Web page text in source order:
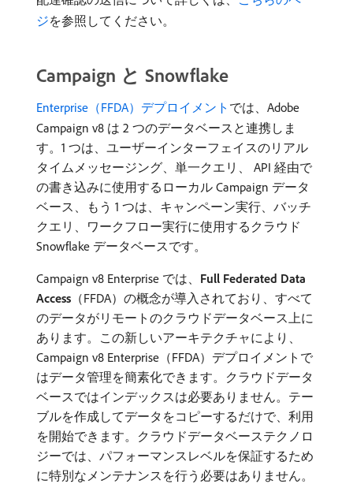
ジを参照してください。
Campaign と Snowflake
Enterprise（FFDA）デプロイメント では、Adobe
Campaign v8 は 2 つのデータベースと連携しま
す。1 つは、ユーザーインターフェイスのリアル
タイムメッセージング、単一クエリ、 API 経由で
の書き込みに使用するローカル Campaign データ
ベース、もう 1 つは、キャンペーン実行、バッチ
クエリ、ワークフロー実行に使用するクラウド
Snowflake データベースです。
Campaign v8 Enterprise では、 Full Federated Data
Access （FFDA）の概念が導入されており、すべて
のデータがリモートのクラウドデータベース上に
あります。この新しいアーキテクチャにより、
Campaign v8 Enterprise（FFDA）デプロイメントで
はデータ管理を簡素化できます。クラウドデータ
ベースではインデックスは必要ありません。テー
ブルを作成してデータをコピーするだけで、利用
を開始できます。クラウドデータベーステクノロ
ジーでは、パフォーマンスレベルを保証するため
に特別なメンテナンスを行う必要はありません。